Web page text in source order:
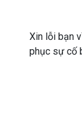
Xin lỗi bạn
phục sự cố